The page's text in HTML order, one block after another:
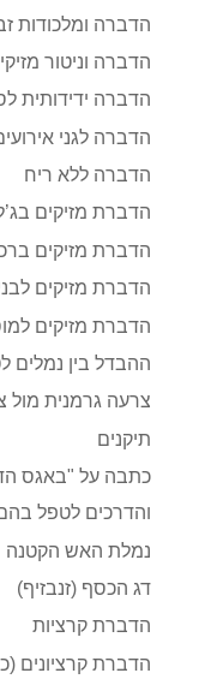
הדברה ומלכודות
הדברה וניטור
הדברה ידידותית
הדברה לגני
הדברה ללא ריח
הדברת מזיקים
הדברת מזיקים
הדברת מזיקים
הדברת מזיקים
ההבדל בין נמלים
צרעה גרמנית מול
תיקנים
כתבה על "באגס
והדרכים לטפל
נמלת האש הקטנה
דג הכסף (זנבזיף)
הדברת קרציות
הדברת קרציונים